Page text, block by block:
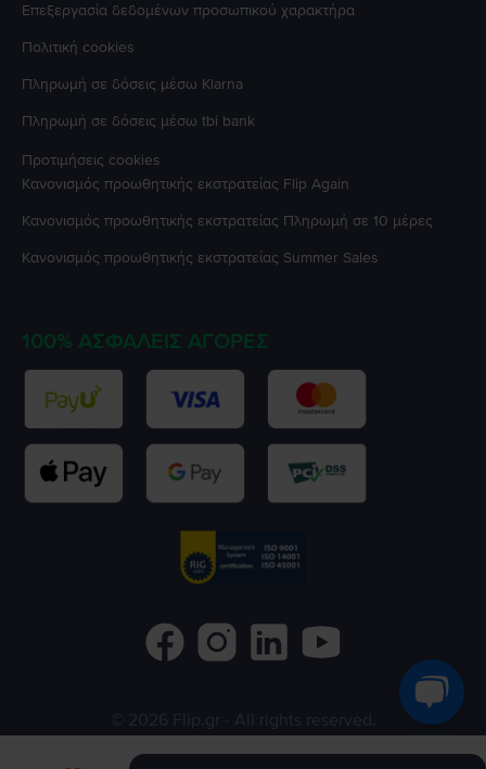
Επεξεργασία δεδομένων προσωπικού χαρακτήρα
Πολιτική cookies
Πληρωμή σε δόσεις μέσω Klarna
Πληρωμή σε δόσεις μέσω tbi bank
Προτιμήσεις cookies
Κανονισμός προωθητικής εκστρατείας Flip Again
Κανονισμός προωθητικής εκστρατείας Πληρωμή σε 10 μέρες
Κανονισμός προωθητικής εκστρατείας Summer Sales
100% ΑΣΦΑΛΕΊΣ ΑΓΟΡΈΣ